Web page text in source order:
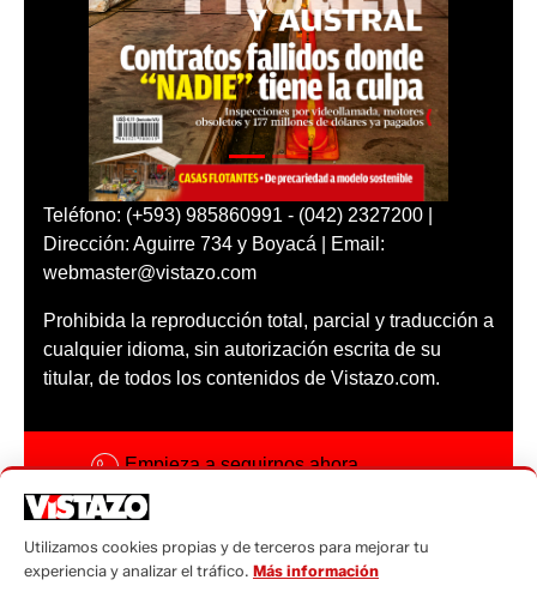
Teléfono: (+593) 985860991 - (042) 2327200 |
Dirección: Aguirre 734 y Boyacá | Email:
webmaster@vistazo.com
Prohibida la reproducción total, parcial y traducción a
cualquier idioma, sin autorización escrita de su
titular, de todos los contenidos de Vistazo.com.
Empieza a seguirnos ahora
Código ética
Utilizamos cookies propias y de terceros para mejorar tu
experiencia y analizar el tráfico. Más información